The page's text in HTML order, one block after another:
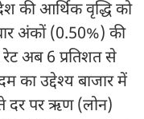
की आर्थिक वृद्धि को
अंकों (0.50%) की
अब 6 प्रतिशत से
का उद्देश्य बाजार में
दर पर ऋण (लोन)